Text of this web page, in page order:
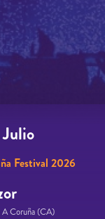
Julio
Festival 2026
Coruña (CA)